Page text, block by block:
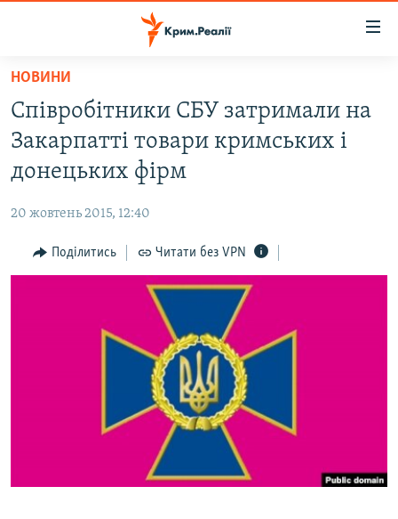
Перейти
основного
матеріалу
Перейти
до
основної
Перейти
до
ВОДА.КРИМ
ВІДЕО ТА ФОТО
БЛОГИ
ПОГЛЯД
ВІДЕОУРОКИ «ELIFBE»
УКРАЇНСЬКА ПРОБЛЕМА КРИМУ
ЯК ОБІЙТИ БЛОКУВАННЯ
НОВИНИ
Співробітники СБУ затримали на
Закарпатті товари кримських і
донецьких фірм
20 жовтень 2015, 12:40
Поділитись Читати без VPN